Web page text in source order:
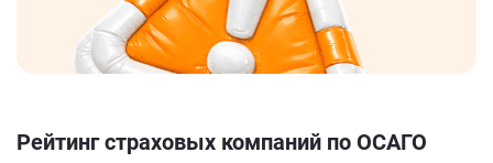
Рейтинг страховых компаний по ОСАГО